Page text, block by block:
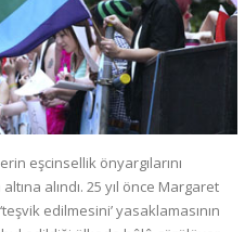
eşcinsellik önyargılarını
alındı. 25 yıl önce Margaret
edilmesini’ yasaklamasının